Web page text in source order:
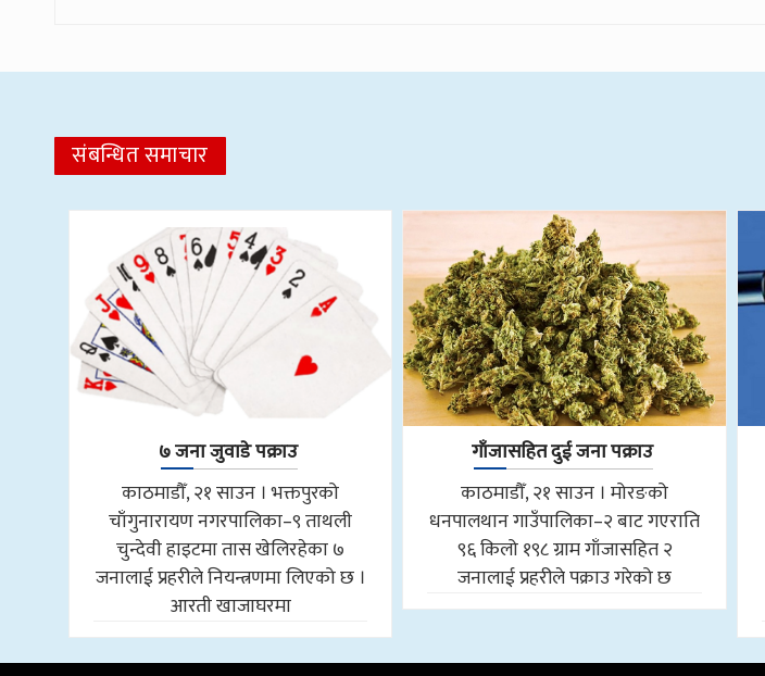
संबन्धित समाचार
७ जना जुवाडे पक्राउ
काठमाडौँ, २१ साउन । भक्तपुरको
चाँगुनारायण नगरपालिका–९ ताथली
चुन्देवी हाइटमा तास खेलिरहेका ७
जनालाई प्रहरीले नियन्त्रणमा लिएको छ ।
आरती खाजाघरमा
गाँजासहित दुई जना पक्राउ
काठमाडौँ, २१ साउन । मोरङको
धनपालथान गाउँपालिका–२ बाट गएराति
९६ किलो १९८ ग्राम गाँजासहित २
जनालाई प्रहरीले पक्राउ गरेको छ